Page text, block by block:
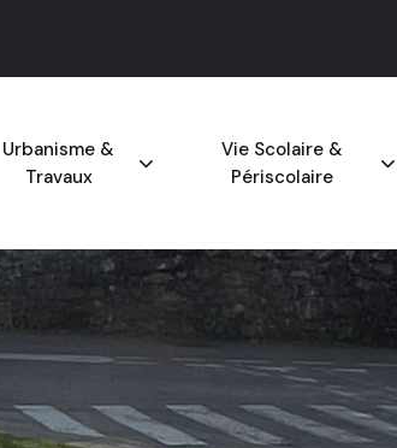
Urbanisme &
Travaux
Vie Scolaire &
Périscolaire